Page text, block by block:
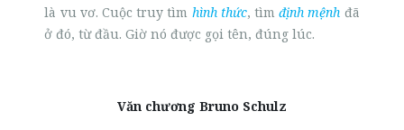
là vu vơ. Cuộc truy tìm hình thức, tìmđịnh mệnh đã
ở đó, từ đầu. Giờ nó được gọi tên, đúng lúc.
Văn chương Bruno Schulz